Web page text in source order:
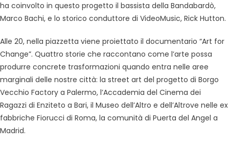
ha coinvolto in questo progetto il bassista della Bandabardò,
Marco Bachi, e lo storico conduttore di VideoMusic, Rick Hutton.
Alle 20, nella piazzetta viene proiettato il documentario “Art for
Change”. Quattro storie che raccontano come l’arte possa
produrre concrete trasformazioni quando entra nelle aree
marginali delle nostre città: la street art del progetto di Borgo
Vecchio Factory a Palermo, l’Accademia del Cinema dei
Ragazzi di Enziteto a Bari, il Museo dell’Altro e dell’Altrove nelle ex
fabbriche Fiorucci di Roma, la comunità di Puerta del Angel a
Madrid.